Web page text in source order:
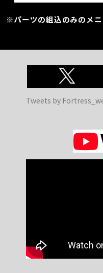
※パーツの組込のみのメ
Tweets by